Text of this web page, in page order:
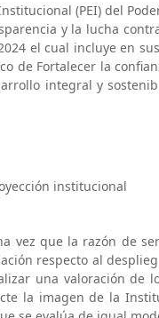
(PEI) del
y la lucha
el cual incluye en
de Fortalecer la
integral y
institucional
vez que la razón de
respecto al
una valoración de
la imagen de la